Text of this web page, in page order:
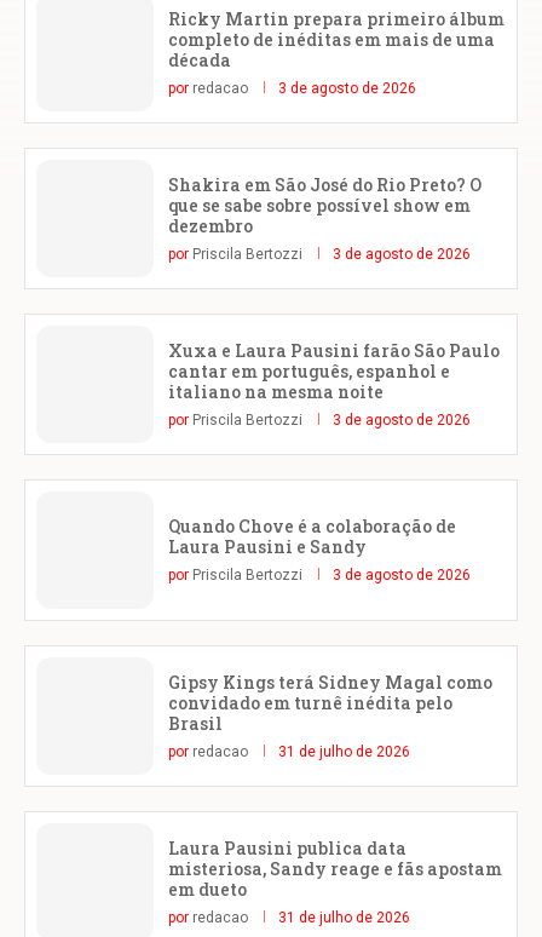
Ricky Martin prepara primeiro álbum
completo de inéditas em mais de uma
década
por redacao 3 de agosto de 2026
Shakira em São José do Rio Preto? O
que se sabe sobre possível show em
dezembro
por Priscila Bertozzi 3 de agosto de 2026
Xuxa e Laura Pausini farão São Paulo
cantar em português, espanhol e
italiano na mesma noite
por Priscila Bertozzi 3 de agosto de 2026
Quando Chove é a colaboração de
Laura Pausini e Sandy
por Priscila Bertozzi 3 de agosto de 2026
Gipsy Kings terá Sidney Magal como
convidado em turnê inédita pelo
Brasil
por redacao 31 de julho de 2026
Laura Pausini publica data
misteriosa, Sandy reage e fãs apostam
em dueto
por redacao 31 de julho de 2026